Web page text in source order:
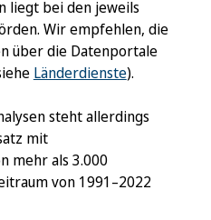
liegt bei den jeweils
Wir empfehlen, die
über die Datenportale
Länderdienste).
steht allerdings
mit
mehr als 3.000
von 1991–2022